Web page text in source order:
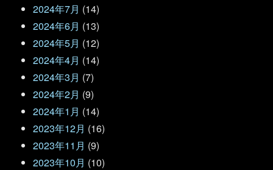
2024年7月 (14)
2024年6月 (13)
2024年5月 (12)
2024年4月 (14)
2024年3月 (7)
2024年2月 (9)
2024年1月 (14)
2023年12月 (16)
2023年11月 (9)
2023年10月 (10)